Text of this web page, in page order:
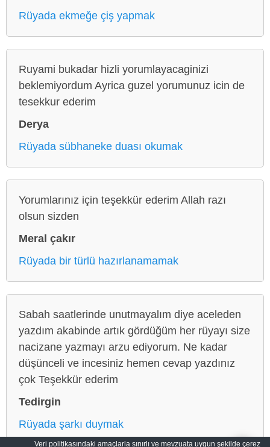
Rüyada ekmeğe çiş yapmak
Ruyami bukadar hizli yorumlayacaginizi
beklemiyordum Ayrica guzel yorumunuz icin de
tesekkur ederim
Derya
Rüyada sübhaneke duası okumak
Yorumlarınız için teşekkür ederim Allah razı
olsun sizden
Meral çakır
Rüyada bir türlü hazırlanamamak
Sabah saatlerinde unutmayalım diye aceleden
yazdım akabinde artık gördüğüm her rüyayı size
nacizane yazmayı arzu ediyorum. Ne kadar
düşünceli ve incesiniz hemen cevap yazdınız
çok Teşekkür ederim
Tedirgin
Rüyada şarkı duymak
Veri politikasındaki amaçlarla sınırlı ve mevzuata uygun şekilde çerez